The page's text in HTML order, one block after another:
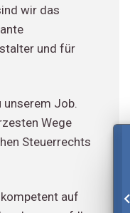
wir das
und für
unserem Job.
Wege
Steuerrechts
auf